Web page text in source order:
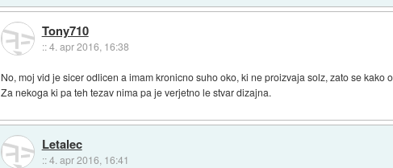
Tony710
::4. apr 2016, 16:38
No, moj vid je sicer odlicen a imam kronicno suho oko, ki ne proizvaja solz, zato se
Za nekoga ki pa teh tezav nima pa je verjetno le stvar dizajna.
Letalec
::4. apr 2016, 16:41